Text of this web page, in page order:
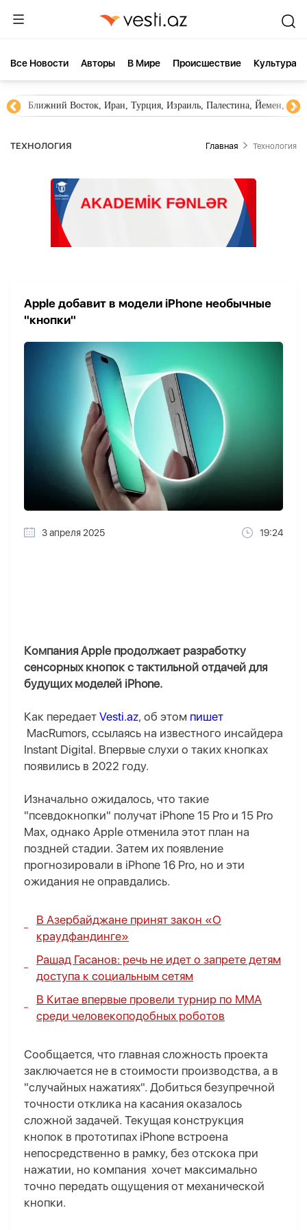
Все Новости Aвторы В Мире Происшествие Культура
Ближний Восток, Иран, Турция, Израиль, Палестина, Йемен,
ТЕХНОЛОГИЯ Главная Технология
Apple добавит в модели iPhone необычные
"кнопки"
3 апреля 2025 19:24
Компания Apple продолжает разработку
сенсорных кнопок с тактильной отдачей для
будущих моделей iPhone.
Как передает Vesti.az, об этом пишет
MacRumors, ссылаясь на известного инсайдера
Instant Digital. Впервые слухи о таких кнопках
появились в 2022 году.
Изначально ожидалось, что такие
"псевдокнопки" получат iPhone 15 Pro и 15 Pro
Max, однако Apple отменила этот план на
поздней стадии. Затем их появление
прогнозировали в iPhone 16 Pro, но и эти
ожидания не оправдались.
В Азербайджане принят закон «О
краудфандинге»
Рашад Гасанов: речь не идет о запрете детям
доступа к социальным сетям
В Китае впервые провели турнир по ММА
среди человекоподобных роботов
Сообщается, что главная сложность проекта
заключается не в стоимости производства, а в
"случайных нажатиях". Добиться безупречной
точности отклика на касания оказалось
сложной задачей. Текущая конструкция
кнопок в прототипах iPhone встроена
непосредственно в рамку, без отскока при
нажатии, но компания хочет максимально
точно передать ощущения от механической
кнопки.